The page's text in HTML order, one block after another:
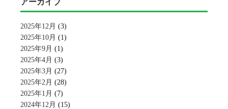
アーカイブ
2025年12月 (3)
2025年10月 (1)
2025年9月 (1)
2025年4月 (3)
2025年3月 (27)
2025年2月 (28)
2025年1月 (7)
2024年12月 (15)